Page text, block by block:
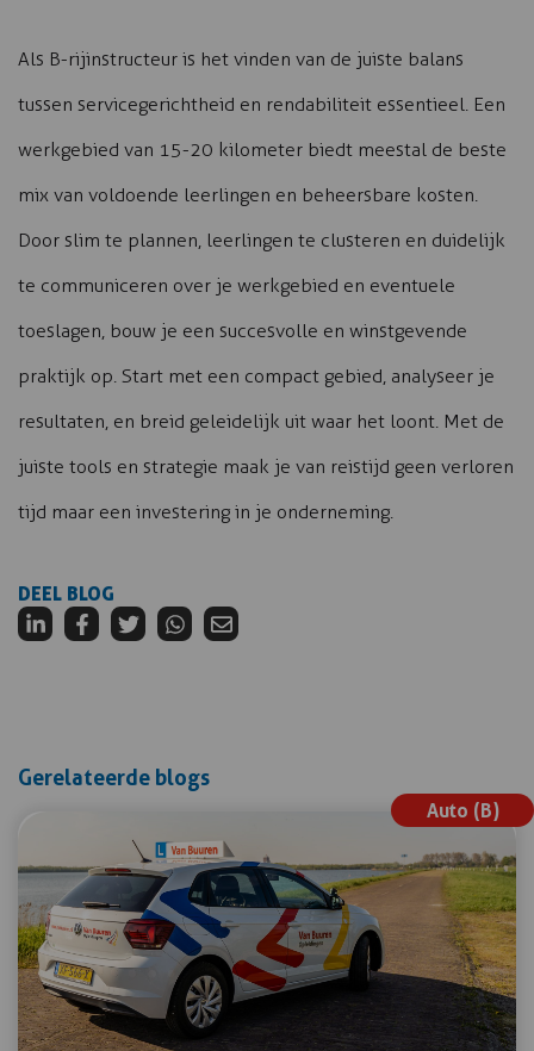
Als B-rijinstructeur is het vinden van de juiste balans
tussen servicegerichtheid en rendabiliteit essentieel. Een
werkgebied van 15-20 kilometer biedt meestal de beste
mix van voldoende leerlingen en beheersbare kosten.
Door slim te plannen, leerlingen te clusteren en duidelijk
te communiceren over je werkgebied en eventuele
toeslagen, bouw je een succesvolle en winstgevende
praktijk op. Start met een compact gebied, analyseer je
resultaten, en breid geleidelijk uit waar het loont. Met de
juiste tools en strategie maak je van reistijd geen verloren
tijd maar een investering in je onderneming.
DEEL BLOG
Gerelateerde blogs
Auto (B)